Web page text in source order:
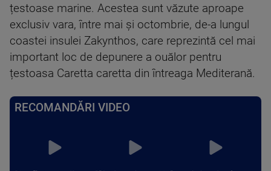
țestoase marine. Acestea sunt văzute aproape
exclusiv vara, între mai și octombrie, de-a lungul
coastei insulei Zakynthos, care reprezintă cel mai
important loc de depunere a ouălor pentru
țestoasa Caretta caretta din întreaga Mediterană.
RECOMANDĂRI VIDEO